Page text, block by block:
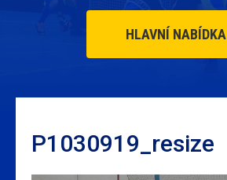
HLAVNÍ NABÍDKA
P1030919_resize